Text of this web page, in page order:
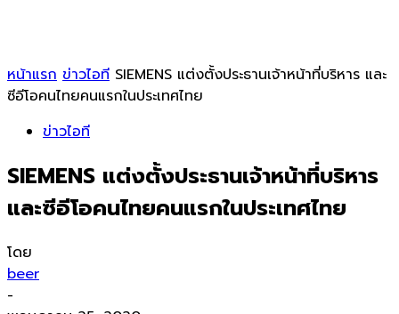
หน้าแรก ข่าวไอที SIEMENS แต่งตั้งประธานเจ้าหน้าที่บริหาร และ
ซีอีโอคนไทยคนแรกในประเทศไทย
ข่าวไอที
SIEMENS แต่งตั้งประธานเจ้าหน้าที่บริหาร
และซีอีโอคนไทยคนแรกในประเทศไทย
โดย
beer
-